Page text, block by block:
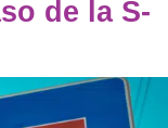
estratégico, en
vez más
de transporte